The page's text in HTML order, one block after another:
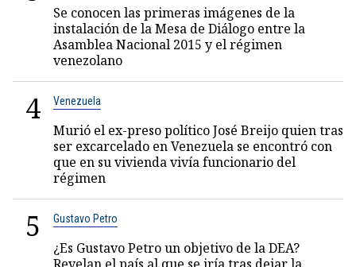
Se conocen las primeras imágenes de la
instalación de la Mesa de Diálogo entre la
Asamblea Nacional 2015 y el régimen
venezolano
4 Venezuela
Murió el ex-preso político José Breijo quien tras
ser excarcelado en Venezuela se encontró con
que en su vivienda vivía funcionario del
régimen
5 Gustavo Petro
¿Es Gustavo Petro un objetivo de la DEA?